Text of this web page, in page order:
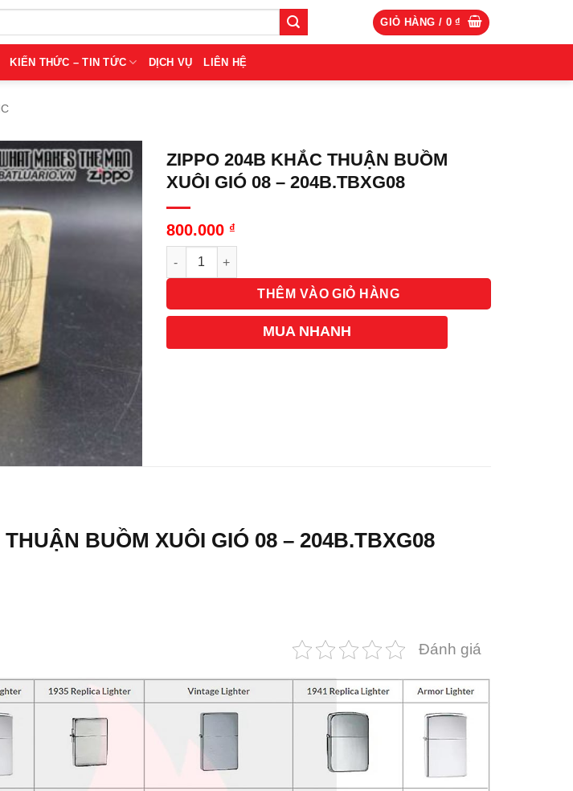
GIỎ HÀNG / 0₫
KIẾN THỨC – TIN TỨC DỊCH VỤ LIÊN HỆ
ZIPPO 204B KHẮC THUẬN BUỒM
XUÔI GIÓ 08 – 204B.TBXG08
800.000 ₫
Số lượng
THÊM VÀO GIỎ HÀNG
MUA NHANH
BUỒM XUÔI GIÓ 08 – 204B.TBXG08
Đánh giá